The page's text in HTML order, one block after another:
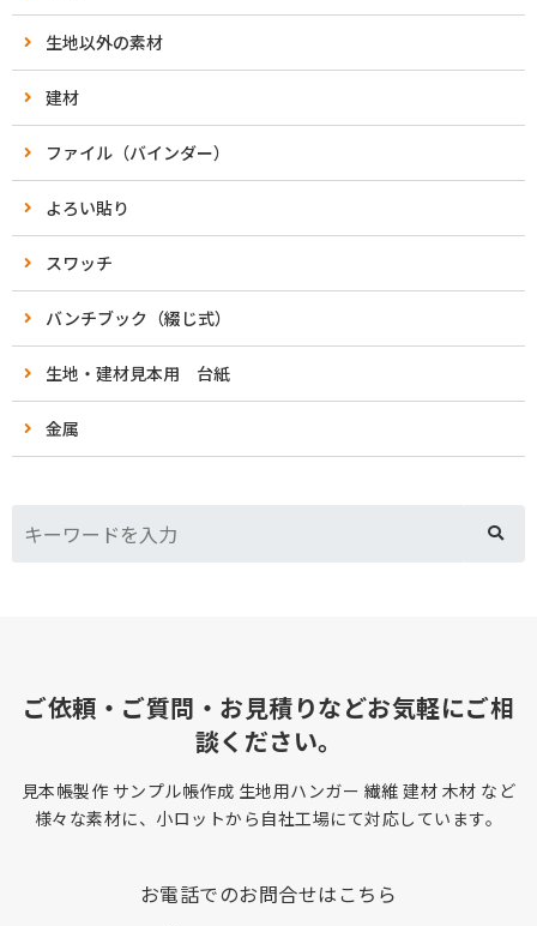
生地以外の素材
建材
ファイル（バインダー）
よろい貼り
スワッチ
バンチブック（綴じ式）
生地・建材見本用 台紙
金属
ご依頼・ご質問・お見積りなどお気軽にご相
談ください。
見本帳製作 サンプル帳作成 生地用ハンガー 繊維 建材 木材 など
様々な素材に、小ロットから自社工場にて対応しています。
お電話でのお問合せはこちら